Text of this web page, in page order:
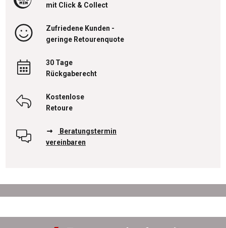
mit Click & Collect
Zufriedene Kunden -
geringe Retourenquote
30 Tage
Rückgaberecht
Kostenlose
Retoure
Beratungstermin
vereinbaren